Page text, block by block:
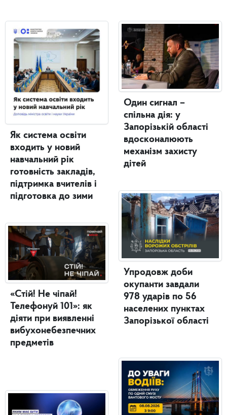
Як система освіти
входить у новий
навчальний рік
готовність закладів,
підтримка вчителів і
підготовка до зими
«Стій! Не чіпай!
Телефонуй 101»: як
діяти при виявленні
вибухонебезпечних
предметів
Один сигнал –
спільна дія: у
Запорізькій області
вдосконалюють
механізм захисту
дітей
Упродовж доби
окупанти завдали
978 ударів по 56
населених пунктах
Запорізької області